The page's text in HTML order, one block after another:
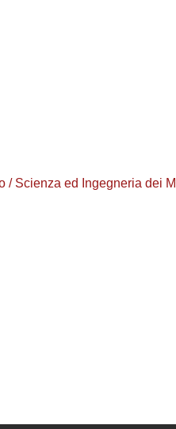
Scienza ed Ingegneria dei